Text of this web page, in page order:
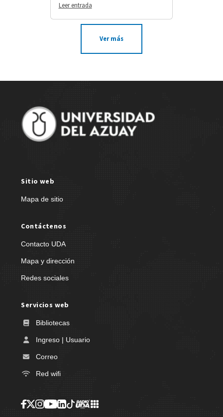
Leer entrada
Ver más
Sitio web
Mapa de sitio
Contáctenos
Contacto UDA
Mapa y dirección
Redes sociales
Servicios web
Bibliotecas
Ingreso | Usuario
Correo
Red wifi